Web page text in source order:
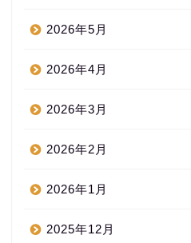
2026年5月
2026年4月
2026年3月
2026年2月
2026年1月
2025年12月